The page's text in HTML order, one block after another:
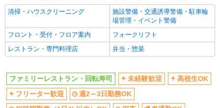
飲食・フード
未経験歓迎
高校生OK
週2～3日勤務OK
短時間勤務（1日4h以内）OK
副業・WワークOK
交通費支給
社会保険あり
まかない・食事補助
清掃・ハウスクリーニング
施設警備・交通誘導警備・駐車輪
場管理・イベント警備
フロント・受付・フロア案内
フォークリフト
レストラン・専門料理店
弁当・惣菜
ファミリーレストラン・回転寿司 未経験歓迎
高校生OK
フリーター歓迎
週2～3日勤務OK